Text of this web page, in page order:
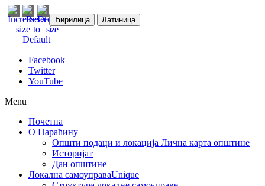
Ћирилица Латиница
Facebook
Twitter
YouTube
Menu
Почетна
О Параћину
Општи подаци и локација Лична карта општине
Историјат
Дан општине
Локална самоуправаUnique